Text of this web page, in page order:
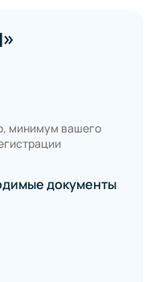
минимум вашего
документы